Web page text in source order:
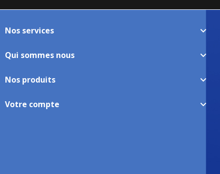
Nos services 
Qui sommes nous 
Nos produits 
Votre compte 